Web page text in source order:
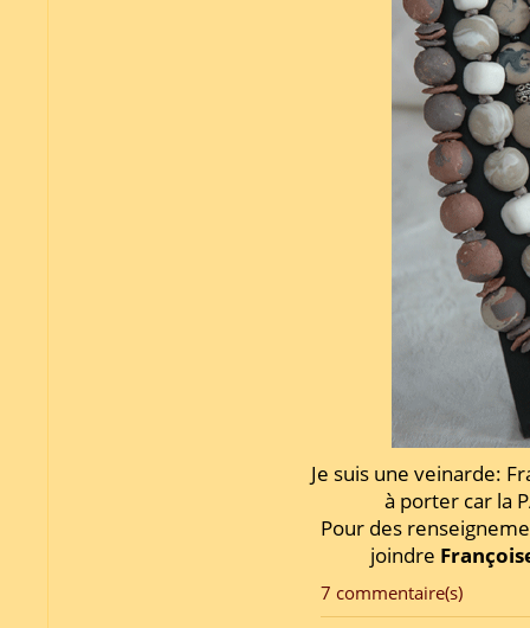
Je suis une veinarde:
à porter car la
Pour des
joindre
7 commentaire(s)